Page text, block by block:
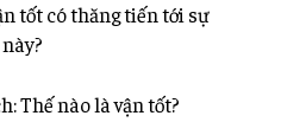
tốt có thăng tiến tới sự
Thế nào là vận tốt?